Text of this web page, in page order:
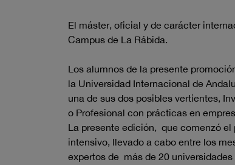
El máster, oficial y de carácter
Campus de La Rábida.
Los alumnos de la presente
la Universidad Internacional de
una de sus dos posibles vertientes,
o Profesional con prácticas en
La presente edición, que comenzó
intensivo, llevado a cabo entre los
expertos de más de 20 universidades